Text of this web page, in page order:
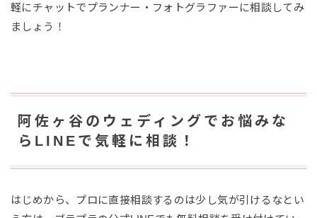
軽にチャットでプランナー・フォトグラファーに相談してみ
ましょう！
阿佐ヶ谷のウェディングでお悩みな
らLINEで気軽に相談！
はじめから、プロに直接相談するのは少し気が引けるなとい